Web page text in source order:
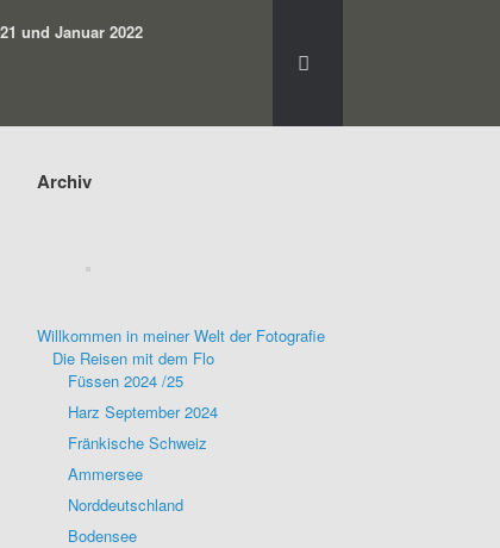
und Januar 2022
Archiv
Willkommen in meiner Welt der Fotografie
Die Reisen mit dem Flo
Füssen 2024 /25
Harz September 2024
Fränkische Schweiz
Ammersee
Norddeutschland
Bodensee